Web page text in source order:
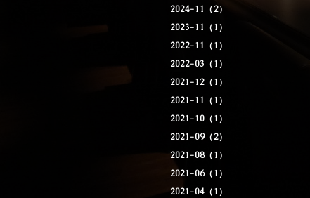
2024-11（2）
2023-11（1）
2022-11（1）
2022-03（1）
2021-12（1）
2021-11（1）
2021-10（1）
2021-09（2）
2021-08（1）
2021-06（1）
2021-04（1）